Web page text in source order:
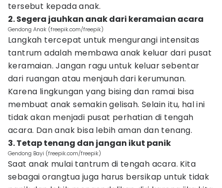
tersebut kepada anak.
2. Segera jauhkan anak dari keramaian acara
Gendong Anak (freepik.com/freepik)
Langkah tercepat untuk mengurangi intensitas
tantrum adalah membawa anak keluar dari pusat
keramaian. Jangan ragu untuk keluar sebentar
dari ruangan atau menjauh dari kerumunan.
Karena lingkungan yang bising dan ramai bisa
membuat anak semakin gelisah. Selain itu, hal ini
tidak akan menjadi pusat perhatian di tengah
acara. Dan anak bisa lebih aman dan tenang.
3. Tetap tenang dan jangan ikut panik
Gendong Bayi (freepik.com/freepik)
Saat anak mulai tantrum di tengah acara. Kita
sebagai orangtua juga harus bersikap untuk tidak